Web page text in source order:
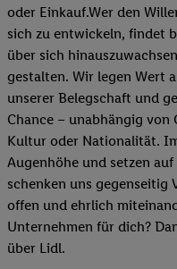
oder Einkauf.Wer den
sich zu entwickeln, findet
über sich
gestalten. Wir legen Wert
unserer Belegschaft und
Chance – unabhängig von
Kultur oder Nationalität.
Augenhöhe und setzen
schenken uns gegenseitig
offen und ehrlich
Unternehmen für dich?
über Lidl.